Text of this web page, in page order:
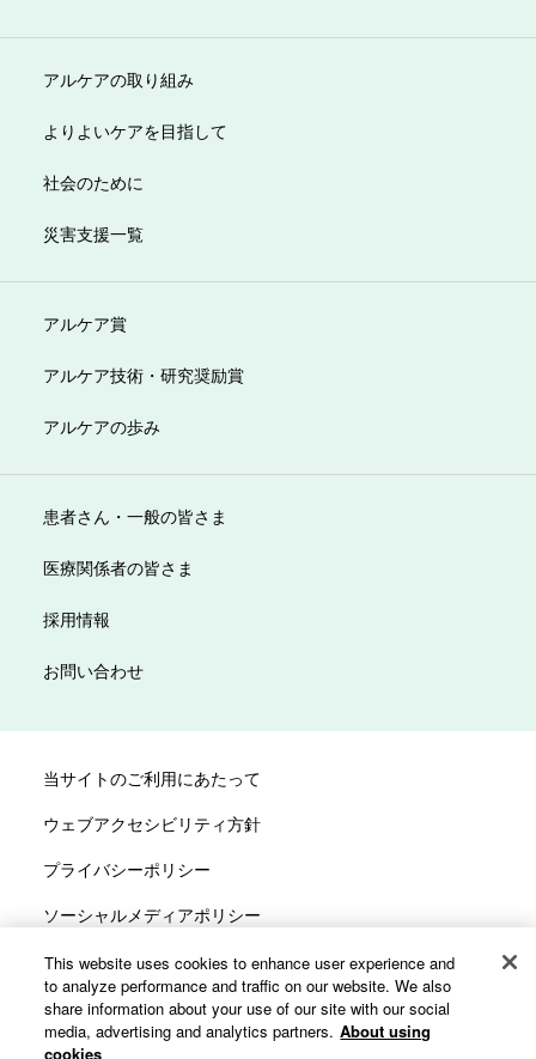
アルケアの取り組み
よりよいケアを目指して
社会のために
災害支援一覧
アルケア賞
アルケア技術・研究奨励賞
アルケアの歩み
患者さん・一般の皆さま
医療関係者の皆さま
採用情報
お問い合わせ
当サイトのご利用にあたって
ウェブアクセシビリティ方針
プライバシーポリシー
ソーシャルメディアポリシー
サイトマップ
カスタマーハラスメントへの対応方針
This website uses cookies to enhance user experience and
to analyze performance and traffic on our website. We also
share information about your use of our site with our social
media, advertising and analytics partners. About using
cookies